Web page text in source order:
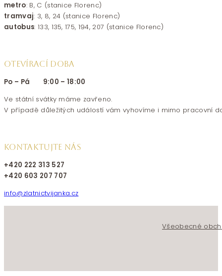
metro: B, C (stanice Florenc)
tramvaj: 3, 8, 24 (stanice Florenc)
autobus: 133, 135, 175, 194, 207 (stanice Florenc)
OTEVÍRACÍ DOBA
Po – Pá 9:00 – 18:00
Ve státní svátky máme zavřeno.
V případě důležitých událostí vám vyhovíme i mimo pracovní
KONTAKTUJTE NÁS
+420 222 313 527
+420 603 207 707
info@zlatnictvijanka.cz
Všeobecné